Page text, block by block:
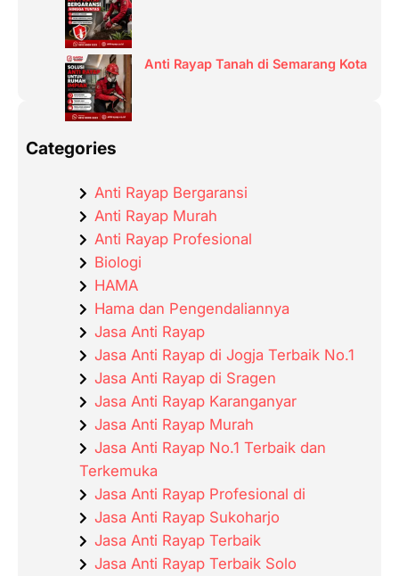
Anti Rayap Tanah di Semarang Kota
Categories
Anti Rayap Bergaransi
Anti Rayap Murah
Anti Rayap Profesional
Biologi
HAMA
Hama dan Pengendaliannya
Jasa Anti Rayap
Jasa Anti Rayap di Jogja Terbaik No.1
Jasa Anti Rayap di Sragen
Jasa Anti Rayap Karanganyar
Jasa Anti Rayap Murah
Jasa Anti Rayap No.1 Terbaik dan
Terkemuka
Jasa Anti Rayap Profesional di
Jasa Anti Rayap Sukoharjo
Jasa Anti Rayap Terbaik
Jasa Anti Rayap Terbaik Solo